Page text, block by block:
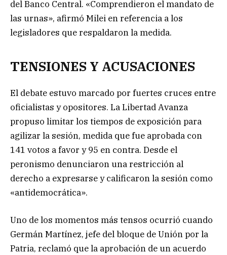
del Banco Central. «Comprendieron el mandato de
las urnas», afirmó Milei en referencia a los
legisladores que respaldaron la medida.
TENSIONES Y ACUSACIONES
El debate estuvo marcado por fuertes cruces entre
oficialistas y opositores. La Libertad Avanza
propuso limitar los tiempos de exposición para
agilizar la sesión, medida que fue aprobada con
141 votos a favor y 95 en contra. Desde el
peronismo denunciaron una restricción al
derecho a expresarse y calificaron la sesión como
«antidemocrática».
Uno de los momentos más tensos ocurrió cuando
Germán Martínez, jefe del bloque de Unión por la
Patria, reclamó que la aprobación de un acuerdo